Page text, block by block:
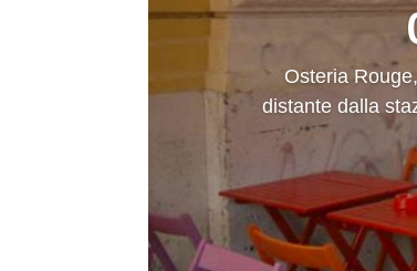
Osteria
distante dalla